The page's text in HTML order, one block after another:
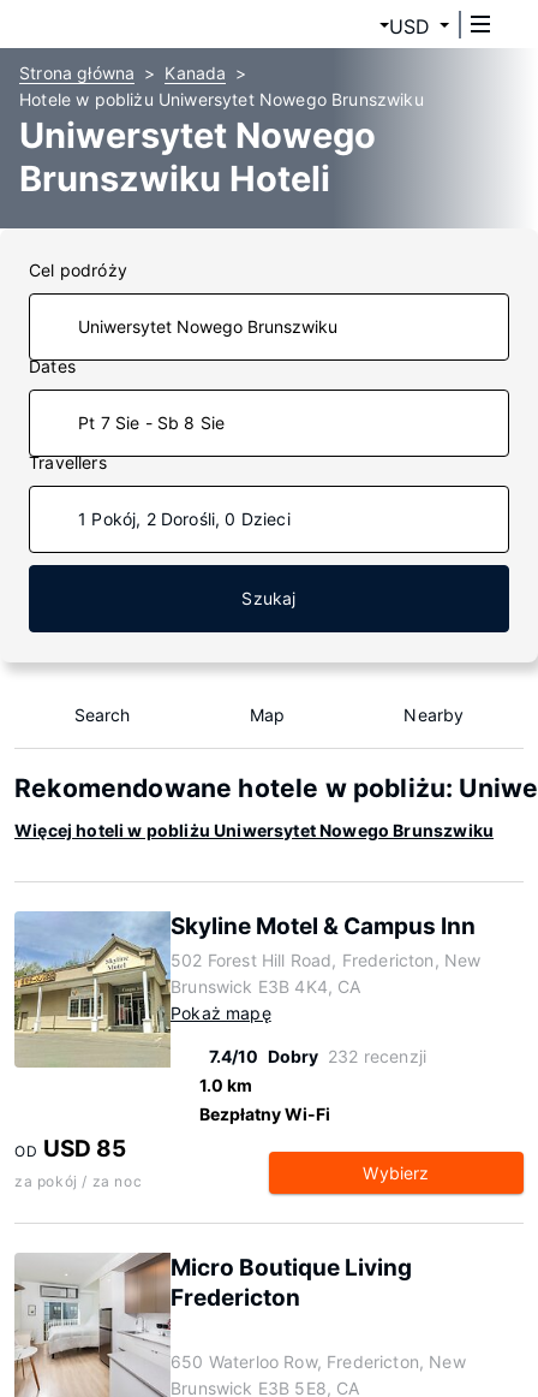
USD
Strona główna
Kanada
Hotele w pobliżu Uniwersytet Nowego Brunszwiku
Uniwersytet Nowego
Brunszwiku Hoteli
Cel podróży
Dates
Pt 7 Sie - Sb 8 Sie
Travellers
1 Pokój, 2 Dorośli, 0 Dzieci
Szukaj
Search Map Nearby
Rekomendowane hotele w pobliżu:
Więcej hoteli w pobliżu Uniwersytet Nowego Brunszwiku
Skyline Motel & Campus Inn
502 Forest Hill Road, Fredericton, New
Brunswick E3B 4K4, CA
Pokaż mapę
7.4/10 Dobry 232 recenzji
1.0 km
Bezpłatny Wi-Fi
OD USD 85
za pokój / za noc Wybierz
Micro Boutique Living
Fredericton
650 Waterloo Row, Fredericton, New
Brunswick E3B 5E8, CA